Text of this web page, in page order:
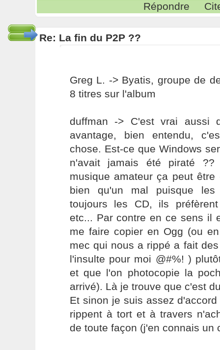
Répondre
Re: La fin du P2P ??
Greg L. -> Byatis, groupe de
8 titres sur l'album
duffman -> C'est vrai aussi
avantage, bien entendu,
chose. Est-ce que Windows
n'avait jamais été piraté
musique amateur ça peut
bien qu'un mal puisque les
toujours les CD, ils
etc... Par contre en ce sens il
me faire copier en Ogg (ou
mec qui nous a rippé a fait
l'insulte pour moi @#%! )
et que l'on photocopie la
arrivé). Là je trouve que c'est
Et sinon je suis assez
rippent à tort et à travers
de toute façon (j'en connais un